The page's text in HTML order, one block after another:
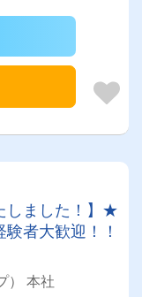
しました！】★
者大歓迎！！
） 本社